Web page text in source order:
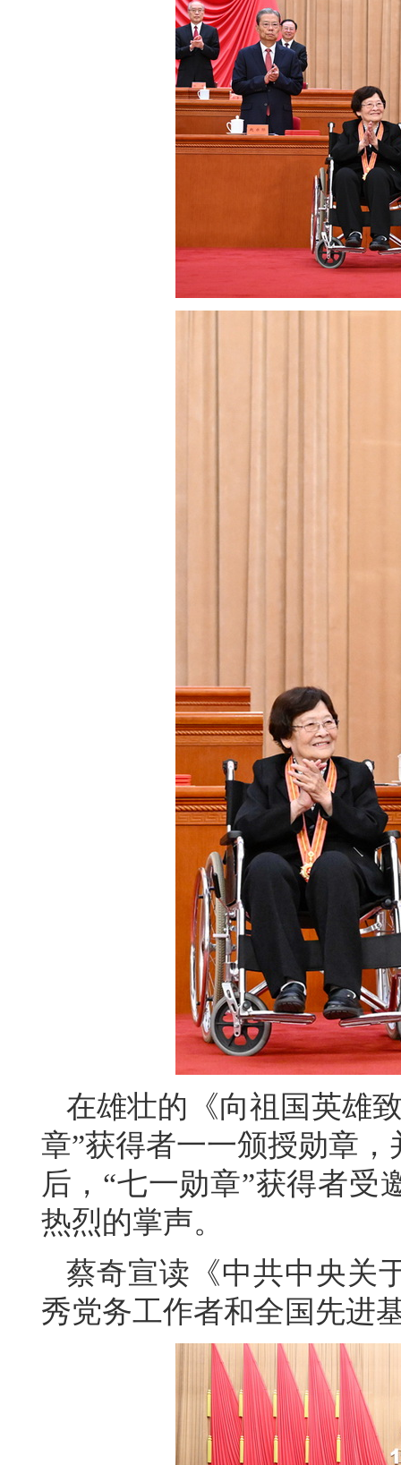
在雄壮的《向祖国英雄
章”获得者一一颁授勋章
后，“七一勋章”获得者受
热烈的掌声。
蔡奇宣读《中共中央关
秀党务工作者和全国先进